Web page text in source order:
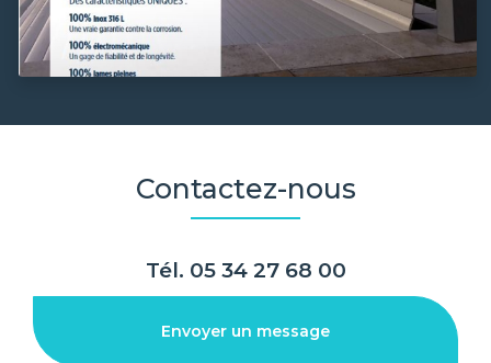
Contactez-nous
Tél. 05 34 27 68 00
Envoyer un message